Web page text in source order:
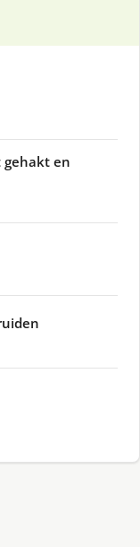
gehakt en